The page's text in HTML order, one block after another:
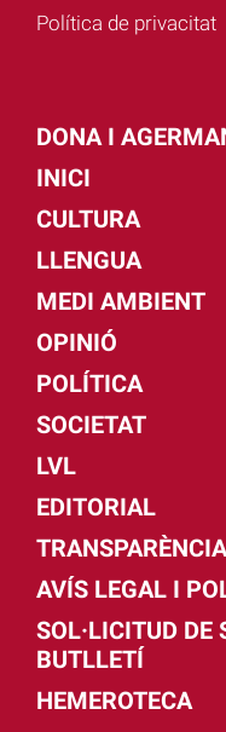
Política de privacitat
DONA I
INICI
CULTURA
LLENGUA
MEDI AMBIENT
OPINIÓ
POLÍTICA
SOCIETAT
LVL
EDITORIAL
TRANSPARÈNCIA
AVÍS LEGAL I
SOL·LICITUD DE
BUTLLETÍ
HEMEROTECA